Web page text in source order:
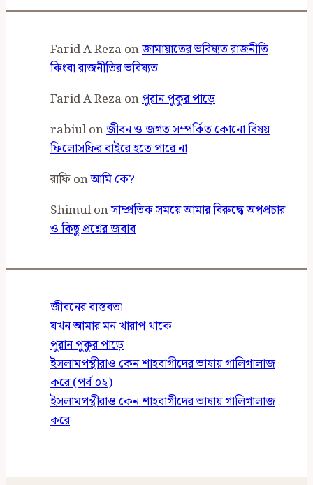
Farid A Reza onজামায়াতের ভবিষ্যত রাজনীতি
কিংবা রাজনীতির ভবিষ্যত
Farid A Reza onপুরান পুকুর পাড়ে
rabiulonজীবন ও জগত সম্পর্কিত কোনো বিষয়
ফিলোসফির বাইরে হতে পারে না
রাফিonআমি কে?
Shimulonসাম্প্রতিক সময়ে আমার বিরুদ্ধে অপপ্রচার
ও কিছু প্রশ্নের জবাব
জীবনের বাস্তবতা
যখন আমার মন খারাপ থাকে
পুরান পুকুর পাড়ে
ইসলামপন্থীরাও কেন শাহবাগীদের ভাষায় গালিগালাজ
করে (পর্ব ০২)
ইসলামপন্থীরাও কেন শাহবাগীদের ভাষায় গালিগালাজ
করে